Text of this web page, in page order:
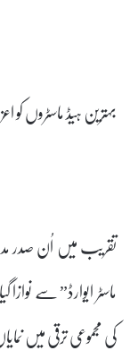
بہترین ہیڈ ماسٹروں کو
تقریب میں اُن صدر
ماسٹر ایوارڈ” سے
کی مجموعی ترقی میں